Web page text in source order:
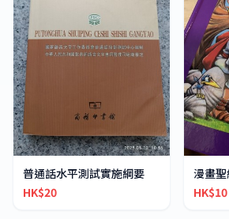
普通話水平測試實施綱要
HK$20
漫畫聖
HK$10